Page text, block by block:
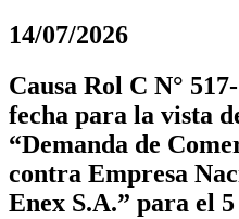
14/07/2026
Causa Rol C N°
fecha para la vista
“Demanda de
contra Empresa
Enex S.A.” para el 5